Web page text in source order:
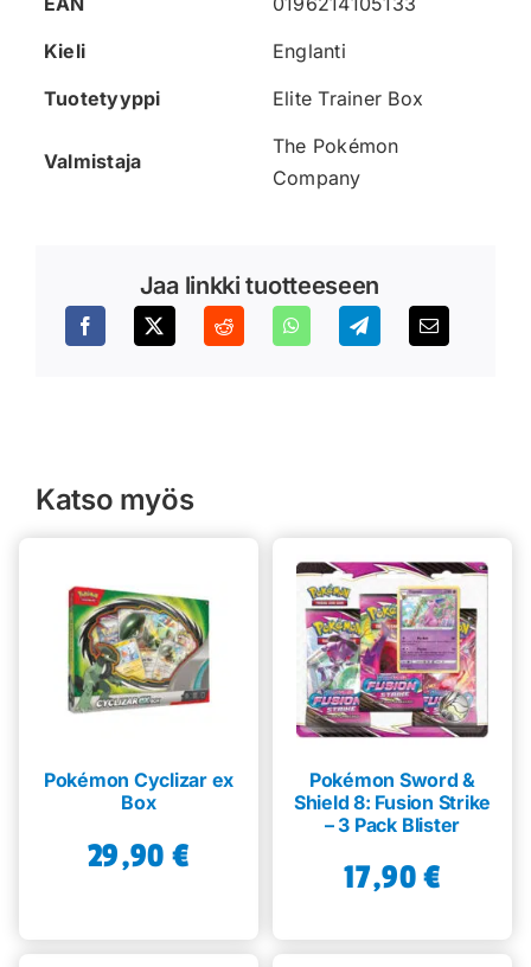
Kieli
Englanti
Tuotetyyppi
Elite Trainer Box
Valmistaja
The Pokémon
Company
Jaa linkki tuotteeseen
Katso myös
Pokémon Cyclizar ex
Box
29,90 €
Pokémon Sword &
Shield 8: Fusion Strike
– 3 Pack Blister
17,90€